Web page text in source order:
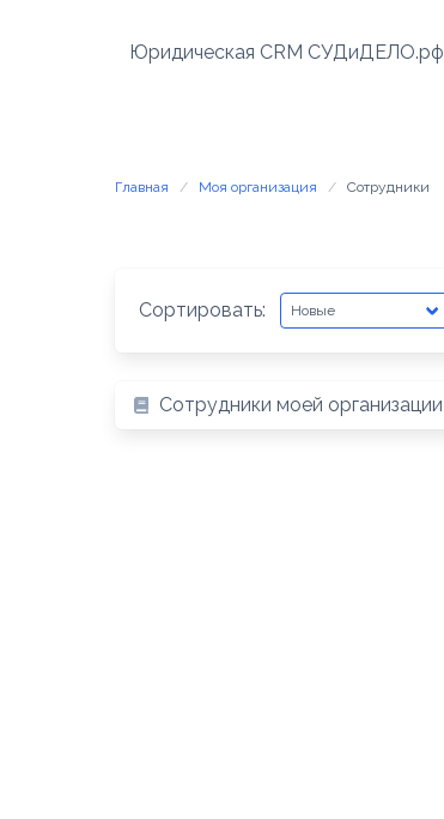
Юридическая CRM СУДиДЕЛО.рф
Главная Моя организация Сотрудники
Сортировать:
Сотрудники моей организации